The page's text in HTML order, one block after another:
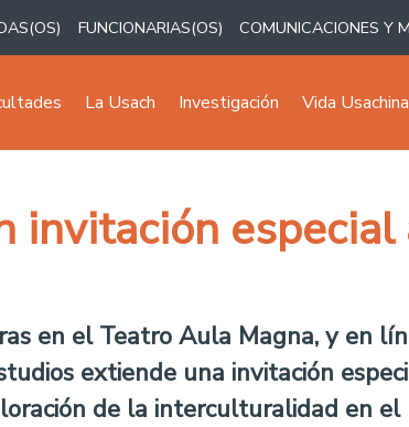
FUNCIONARIAS(OS) COMUNICACIONES Y
La Usach Investigación Vida Usachina
invitación especial
en el Teatro Aula Magna, y en
extiende una invitación
de la interculturalidad en el